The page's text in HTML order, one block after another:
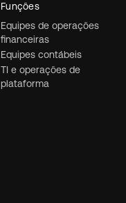
Funções
Equipes de operações
financeiras
Equipes contábeis
TI e operações de
plataforma